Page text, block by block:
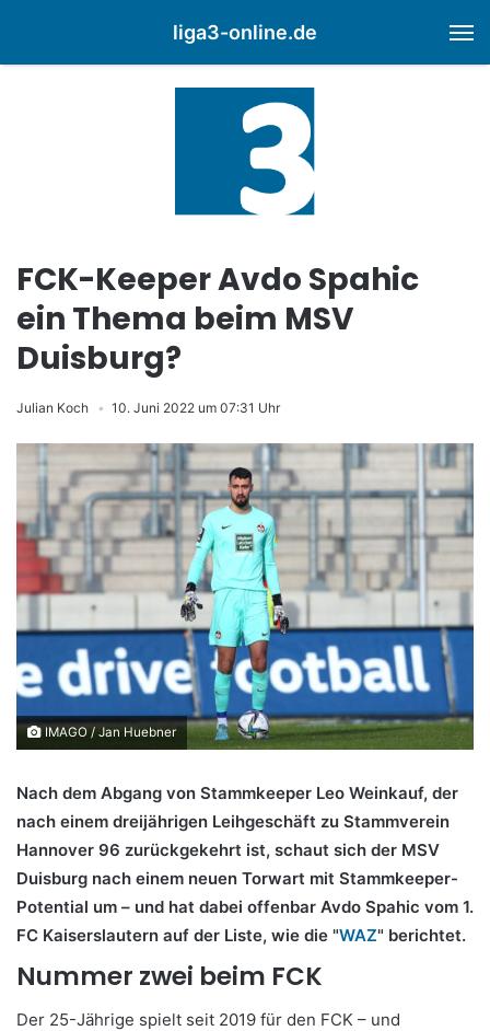
liga3-online.de
FCK-Keeper Avdo Spahic
ein Thema beim MSV
Duisburg?
Julian Koch 10. Juni 2022 um 07:31 Uhr
IMAGO / Jan Huebner
Nach dem Abgang von Stammkeeper Leo Weinkauf, der
nach einem dreijährigen Leihgeschäft zu Stammverein
Hannover 96 zurückgekehrt ist, schaut sich der MSV
Duisburg nach einem neuen Torwart mit Stammkeeper-
Potential um – und hat dabei offenbar Avdo Spahic vom 1.
FC Kaiserslautern auf der Liste, wie die "WAZ" berichtet.
Nummer zwei beim FCK
Der 25-Jährige spielt seit 2019 für den FCK – und